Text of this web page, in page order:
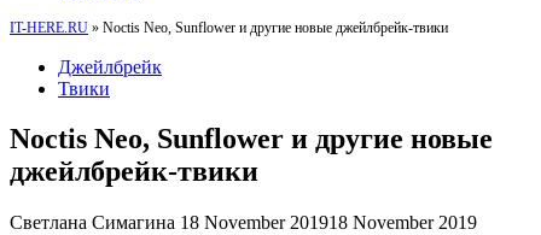
IT-HERE.RU » Noctis Neo, Sunflower и другие новые джейлбрейк-твики
Джейлбрейк
Твики
Noctis Neo, Sunflower и другие новые
джейлбрейк-твики
Светлана Симагина 18 November 201918 November 2019